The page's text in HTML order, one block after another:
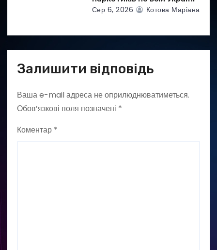
Сер 6, 2026 Котова Маріана
Залишити відповідь
Ваша e-mail адреса не оприлюднюватиметься.
Обов’язкові поля позначені *
Коментар *